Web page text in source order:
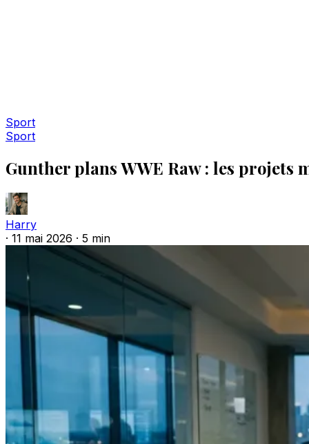
Sport
Sport
Gunther plans WWE Raw : les projets
Harry
· 11 mai 2026 · 5 min